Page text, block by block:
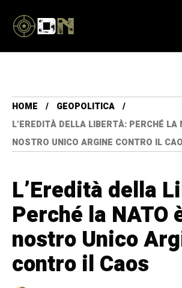
HOME
GEOPOLITICA
L’EREDITÀ DELLA LIBERTÀ: PERCHÉ LA
NOSTRO UNICO ARGINE CONTRO IL
L’Eredità della
Perché la NATO
nostro Unico
contro il Caos